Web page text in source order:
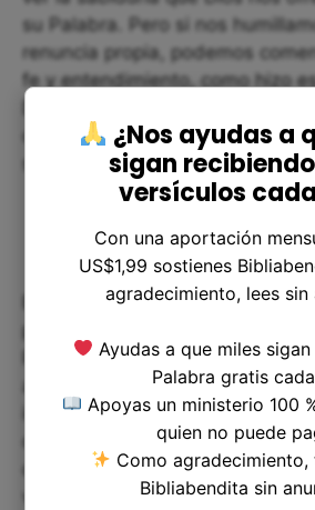
su Palabra. Pero si nos
renuncia propia, podemos
fe y entendimiento, como hizo
con temor y reverencia,
su sabiduría y amor
En resumen, Éxodo 9:20 nos
poderosa. Debemos aprender a
Palabra de Dios, ser humildes y
ayudar a los demás. Debemos
importancia de escuchar lo que
como hizo el siervo del faraón, y
decisiones que afecten
vida y a la de los demás. Que
¿Nos ayudas a
sigan
versículos
Con una aportación
US$1,99 sostienes
agradecimiento, lees sin
Ayudas a que miles
Palabra gratis
Apoyas un ministerio 100
quien no puede
Como agradecimiento,
Bibliabendita sin